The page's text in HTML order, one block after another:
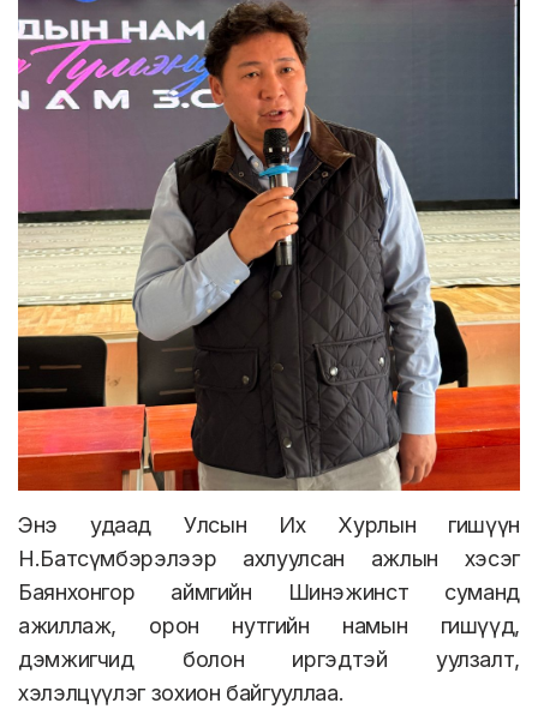
Энэ удаад Улсын Их Хурлын гишүүн
Н.Батсүмбэрэлээр ахлуулсан ажлын хэсэг
Баянхонгор аймгийн Шинэжинст суманд
ажиллаж, орон нутгийн намын гишүүд,
дэмжигчид болон иргэдтэй уулзалт,
хэлэлцүүлэг зохион байгууллаа.